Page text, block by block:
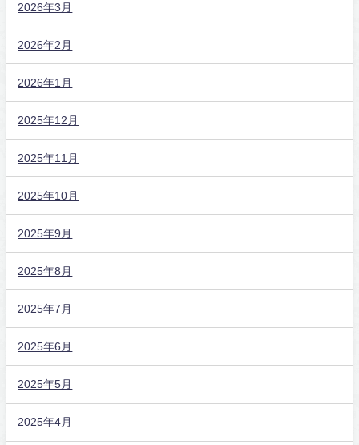
2026年3月
2026年2月
2026年1月
2025年12月
2025年11月
2025年10月
2025年9月
2025年8月
2025年7月
2025年6月
2025年5月
2025年4月